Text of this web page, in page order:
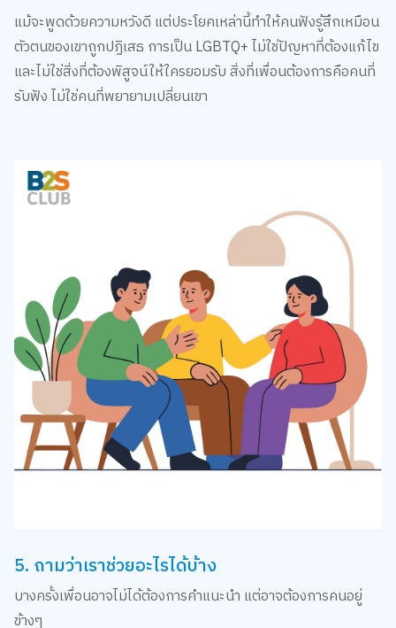
แม้จะพูดด้วยความหวังดี แต่ประโยคเหล่านี้ทำให้คนฟังรู้สึกเหมือน
ตัวตนของเขาถูกปฏิเสธ การเป็น LGBTQ+ ไม่ใช่ปัญหาที่ต้องแก้ไข
และไม่ใช่สิ่งที่ต้องพิสูจน์ให้ใครยอมรับ สิ่งที่เพื่อนต้องการคือคนที่
รับฟัง ไม่ใช่คนที่พยายามเปลี่ยนเขา
5. ถามว่าเราช่วยอะไรได้บ้าง
บางครั้งเพื่อนอาจไม่ได้ต้องการคำแนะนำ แต่อาจต้องการคนอยู่
ข้างๆ